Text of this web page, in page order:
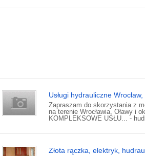
Usługi hydrauliczne
Zapraszam do skorzystania z
na terenie Wrocławia, Oławy i
KOMPLEKSOWE USŁU... -
Złota rączka, elektryk,